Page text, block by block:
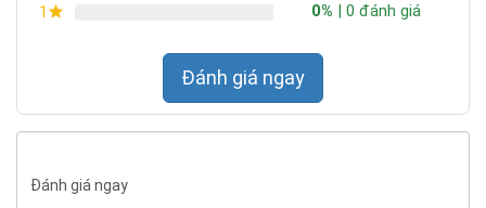
1
0% | 0 đánh giá
Đánh giá ngay
Đánh giá ngay